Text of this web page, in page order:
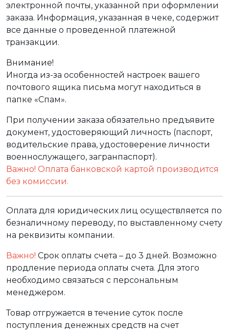
электронной почты, указанной при оформлении
заказа. Информация, указанная в чеке, содержит
все данные о проведенной платежной
транзакции.
Внимание!
Иногда из-за особенностей настроек вашего
почтового ящика письма могут находиться в
папке «Спам».
При получении заказа обязательно предъявите
документ, удостоверяющий личность (паспорт,
водительские права, удостоверение личности
военнослужащего, загранпаспорт).
Важно! Оплата банковской картой производится
без комиссии.
Оплата для юридических лиц осуществляется по
безналичному переводу, по выставленному счету
на реквизиты компании.
Важно! Срок оплаты счета – до 3 дней. Возможно
продление периода оплаты счета. Для этого
необходимо связаться с персональным
менеджером.
Товар отгружается в течение суток после
поступления денежных средств на счет